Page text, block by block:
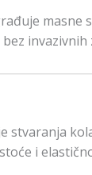
masne
invazivnih
i